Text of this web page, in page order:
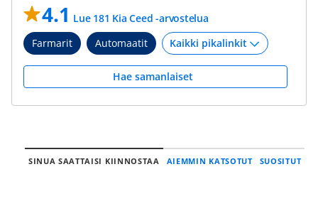
4.1 Lue 181 Kia Ceed -arvostelua
Farmarit
Automaatit
Hae samanlaiset
SINUA SAATTAISI KIINNOSTAA AIEMMIN KATSOTUT SUOSITUT